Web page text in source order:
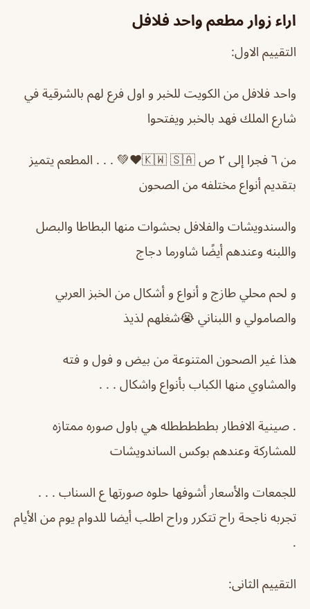
اراء زوار مطعم واحد فلافل
التقييم الاول:
واحد فلافل من الكويت للخبر و اول فرع لهم بالشرقية في
شارع الملك فهد بالخبر ويفتحوا
من ٦ فجرا إلى ٢ ص 🇰🇼 🇸🇦❤️💚 . . . المطعم يتميز
بتقديم أنواع مختلفه من الصحون
والسندويشات والفلافل بحشوات منها البطاطا والبصل
واللبنه وعندهم أيضًا شاورما دجاج
و لحم محلي طازج و أنواع و أشكال من الخبز العربي
والصامولي و اللبناني 😭شغلهم لذيذ
هذا غير الصحون المتنوعة من بيض و فول و فته
والمشاوي منها الكباب بأنواع واشكال . . .
. صينية الافطار بطططططله هي باول صوره ممتازه
للمشاركة وعندهم بوكس الساندويشات
للجمعات والأسعار أشوفها حلوه صورتها ع السناب . . .
تجربه ناجحة راح تتكرر وراح اطلب أيضا للدوام يوم من الأيام
.
التقييم الثانى: